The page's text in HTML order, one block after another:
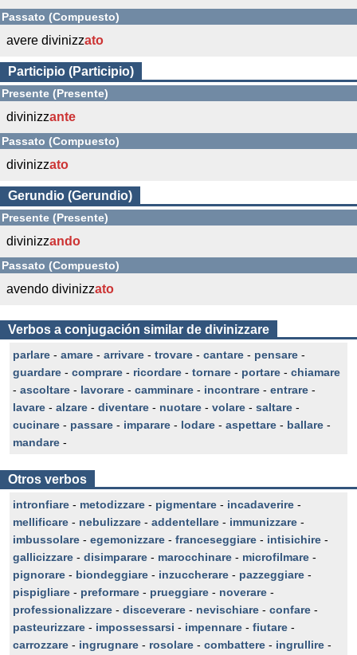
Passato (Compuesto)
avere divinizzato
Participio (Participio)
Presente (Presente)
divinizzante
Passato (Compuesto)
divinizzato
Gerundio (Gerundio)
Presente (Presente)
divinizzando
Passato (Compuesto)
avendo divinizzato
Verbos a conjugación similar de divinizzare
parlare - amare - arrivare - trovare - cantare - pensare -
guardare - comprare - ricordare - tornare - portare - chiamare
- ascoltare - lavorare - camminare - incontrare - entrare -
lavare - alzare - diventare - nuotare - volare - saltare -
cucinare - passare - imparare - lodare - aspettare - ballare -
mandare -
Otros verbos
intronfiare - metodizzare - pigmentare - incadaverire -
mellificare - nebulizzare - addentellare - immunizzare -
imbussolare - egemonizzare - franceseggiare - intisichire -
gallicizzare - disimparare - marocchinare - microfilmare -
pignorare - biondeggiare - inzuccherare - pazzeggiare -
pispigliare - preformare - prueggiare - noverare -
professionalizzare - disceverare - nevischiare - confare -
pasteurizzare - impossessarsi - impennare - fiutare -
carrozzare - ingrugnare - rosolare - combattere - ingrullire -